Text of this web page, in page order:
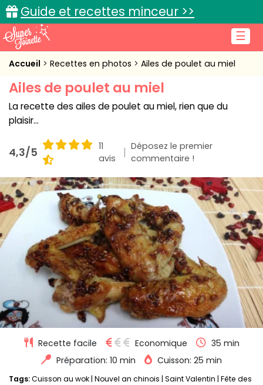
☰
Guide et recettes minceur >>
Accueil
Recettes de cuisine
Cuisine pratique
L'actu cuisine
Connexion
Accueil Recettes en photos Ailes de poulet au miel
Ailes de poulet au miel
La recette des ailes de poulet au miel, rien que du
plaisir...
4,3/5
11
avis
Déposez le premier
commentaire !
Recette facile Economique
35 min
Préparation: 10 min
Cuisson: 25 min
Tags:Cuisson au wok Nouvel an chinois Saint Valentin Fête des